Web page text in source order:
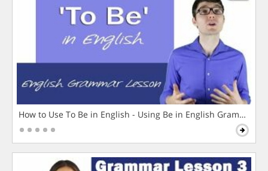
How to Use To Be in English - Using Be in English Grammar